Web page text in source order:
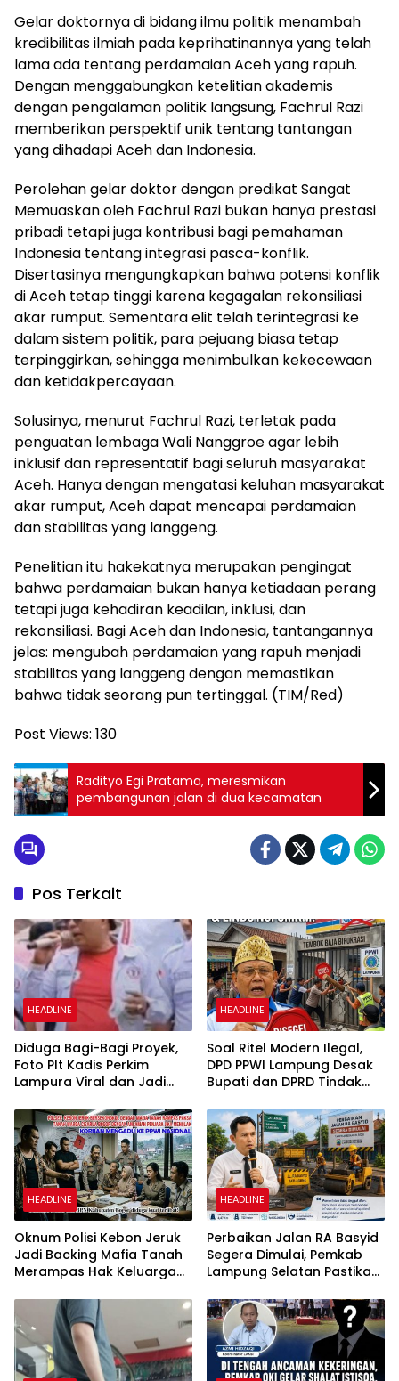
Gelar doktornya di bidang ilmu politik menambah
kredibilitas ilmiah pada keprihatinannya yang telah
lama ada tentang perdamaian Aceh yang rapuh.
Dengan menggabungkan ketelitian akademis
dengan pengalaman politik langsung, Fachrul Razi
memberikan perspektif unik tentang tantangan
yang dihadapi Aceh dan Indonesia.
Perolehan gelar doktor dengan predikat Sangat
Memuaskan oleh Fachrul Razi bukan hanya prestasi
pribadi tetapi juga kontribusi bagi pemahaman
Indonesia tentang integrasi pasca-konflik.
Disertasinya mengungkapkan bahwa potensi konflik
di Aceh tetap tinggi karena kegagalan rekonsiliasi
akar rumput. Sementara elit telah terintegrasi ke
dalam sistem politik, para pejuang biasa tetap
terpinggirkan, sehingga menimbulkan kekecewaan
dan ketidakpercayaan.
Solusinya, menurut Fachrul Razi, terletak pada
penguatan lembaga Wali Nanggroe agar lebih
inklusif dan representatif bagi seluruh masyarakat
Aceh. Hanya dengan mengatasi keluhan masyarakat
akar rumput, Aceh dapat mencapai perdamaian
dan stabilitas yang langgeng.
Penelitian itu hakekatnya merupakan pengingat
bahwa perdamaian bukan hanya ketiadaan perang
tetapi juga kehadiran keadilan, inklusi, dan
rekonsiliasi. Bagi Aceh dan Indonesia, tantangannya
jelas: mengubah perdamaian yang rapuh menjadi
stabilitas yang langgeng dengan memastikan
bahwa tidak seorang pun tertinggal. (TIM/Red)
Post Views: 130
Radityo Egi Pratama, meresmikan
pembangunan jalan di dua kecamatan
Pos Terkait
HEADLINE
Diduga Bagi-Bagi Proyek,
Foto Plt Kadis Perkim
Lampura Viral dan Jadi
Netizen
HEADLINE
Soal Ritel Modern Ilegal,
DPD PPWI Lampung Desak
Bupati dan DPRD Tindak
No 02/2016
HEADLINE
Oknum Polisi Kebon Jeruk
Jadi Backing Mafia Tanah
Merampas Hak Keluarga
Sutarman
HEADLINE
Perbaikan Jalan RA Basyid
Segera Dimulai, Pemkab
Lampung Selatan Pastikan
Aman dan Nyaman